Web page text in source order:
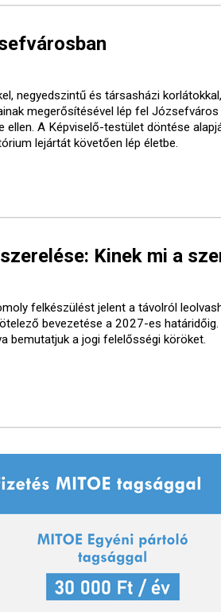
negyedszintű és társasházi
megerősítésével lép fel Józsefváros
ellen. A Képviselő-testület döntése
lejártát követően lép életbe.
Kinek mi a
felkészülést jelent a távolról
bevezetése a 2027-es határidőig.
bemutatjuk a jogi felelősségi köröket.